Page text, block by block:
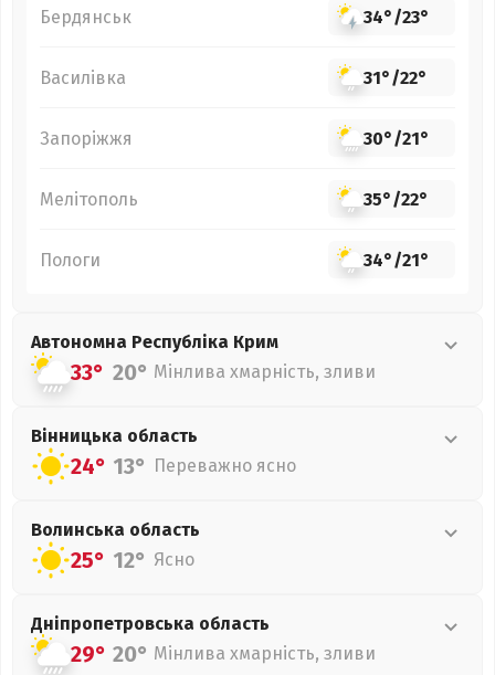
Бердянськ 34°/23°
Василівка 31°/22°
Запоріжжя 30°/21°
Мелітополь 35°/22°
Пологи 34°/21°
Автономна Республіка Крим
33° 20° Мінлива хмарність, зливи
Вінницька область
24° 13° Переважно ясно
Волинська область
25° 12° Ясно
Дніпропетровська область
29° 20° Мінлива хмарність, зливи